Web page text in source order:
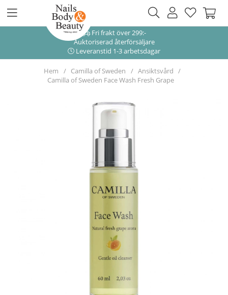
Fri frakt över 299:-
Auktoriserad återförsäljare
Leveranstid 1-3 arbetsdagar
Hem Camilla of Sweden
Ansiktsvård
Camilla of Sweden Face Wash Fresh Grape